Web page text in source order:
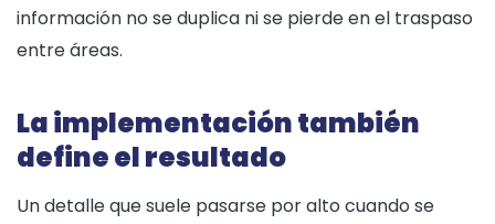
información no se duplica ni se pierde en el traspaso
entre áreas.
La implementación también
define el resultado
Un detalle que suele pasarse por alto cuando se